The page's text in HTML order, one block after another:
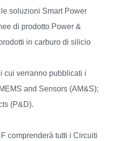
soluzioni Smart Power
di prodotto Power &
in carburo di silicio
cui verranno pubblicati i
and Sensors (AM&S);
(P&D).
comprenderà tutti i Circuiti